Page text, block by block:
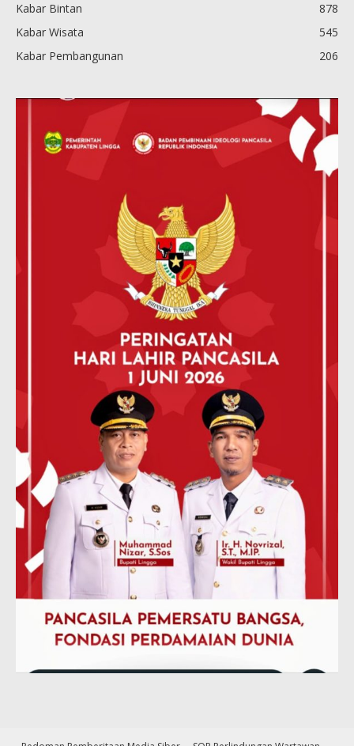
Kabar Bintan
878
Kabar Wisata
545
Kabar Pembangunan
206